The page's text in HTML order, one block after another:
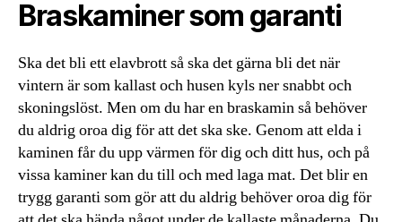
Braskaminer som garanti
Ska det bli ett elavbrott så ska det gärna bli det när
vintern är som kallast och husen kyls ner snabbt och
skoningslöst. Men om du har en braskamin så behöver
du aldrig oroa dig för att det ska ske. Genom att elda i
kaminen får du upp värmen för dig och ditt hus, och på
vissa kaminer kan du till och med laga mat. Det blir en
trygg garanti som gör att du aldrig behöver oroa dig för